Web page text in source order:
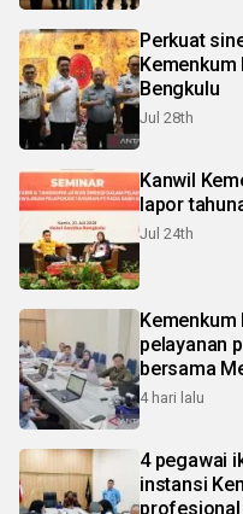
Perkuat
Bengkulu
Jul 28th
Kanwil
lapor
Jul 24th
pelayanan
bersama
4 hari lalu
4 pegawai
instansi